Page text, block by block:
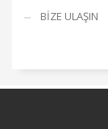
BİZE ULAŞIN